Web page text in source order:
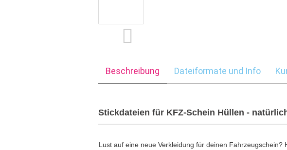
Beschreibung Dateiformate und Info
Stickdateien für KFZ-Schein Hüllen -
Lust auf eine neue Verkleidung für deinen Fahrzeugschein?